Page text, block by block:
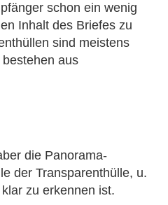
schon ein wenig
Inhalt des Briefes zu
sind meistens
aus
die Panorama-
der Transparenthülle, u.
zu erkennen ist.